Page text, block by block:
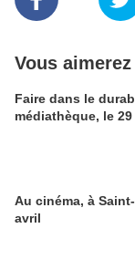
Vous
Faire dans le
médiathèque, le
Au cinéma, à
avril